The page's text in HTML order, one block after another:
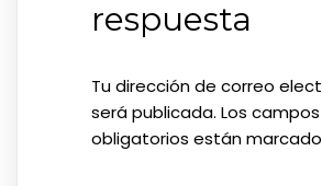
respuesta
Tu dirección de correo
será publicada. Los campos
obligatorios están